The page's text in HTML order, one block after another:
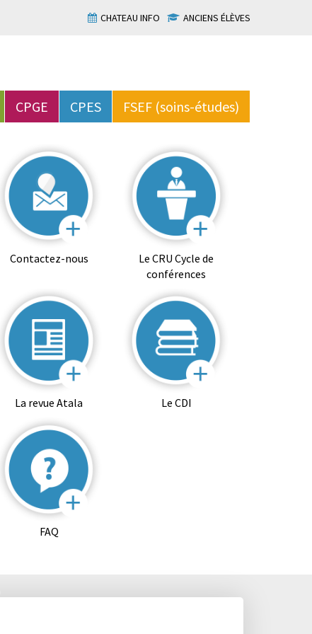
CHATEAU INFO ANCIENS ÉLÈVES
CPGE CPES FSEF (soins-études)
Contactez-nous
Le CRU Cycle de
conférences
La revue Atala Le CDI
FAQ